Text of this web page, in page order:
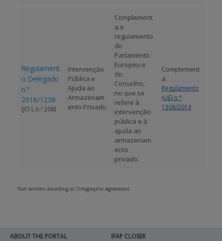
Regulament
o Delegado
n.º
2016/1238
(JO L n.º 206)
Intervenção
Pública e
Ajuda ao
Armazenam
ento Privado
Complement
a o
regulamento
do
Parlamento
Europeu e
do
Conselho,
no que se
refere à
intervenção
pública e à
ajuda ao
armazenam
ento
privado.
Complement
a
Regulamento
(UE) n.°
1308/2013
Text written according to Ortographic Agreement.
ABOUT THE PORTAL
IFAP CLOSER